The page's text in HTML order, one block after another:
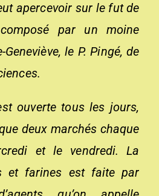
apercevoir sur le fut de
par un moine
le P. Pingé, de
ouverte tous les jours,
deux marchés chaque
et le vendredi. La
et farines est faite par